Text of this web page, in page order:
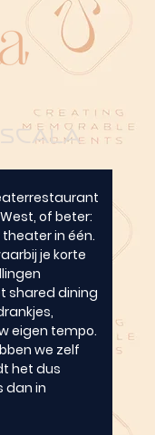
of beter:
in één.
je korte
shared dining
eigen tempo.
we zelf
het dus
dan in